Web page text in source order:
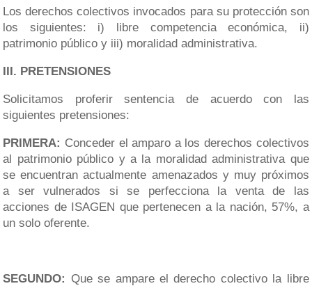
Los derechos colectivos invocados para su protección son
los siguientes: i) libre competencia económica, ii)
patrimonio público y iii) moralidad administrativa.
III. PRETENSIONES
Solicitamos proferir sentencia de acuerdo con las
siguientes pretensiones:
PRIMERA: Conceder el amparo a los derechos colectivos
al patrimonio público y a la moralidad administrativa que
se encuentran actualmente amenazados y muy próximos
a ser vulnerados si se perfecciona la venta de las
acciones de ISAGEN que pertenecen a la nación, 57%, a
un solo oferente.
SEGUNDO: Que se ampare el derecho colectivo la libre